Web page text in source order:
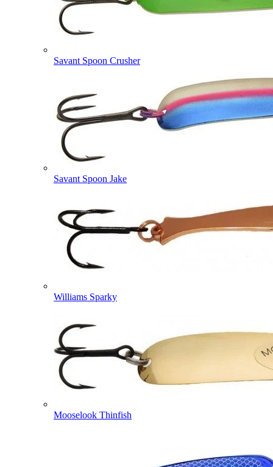
Savant Spoon Crusher
Savant Spoon Jake
Williams Sparky
Mooselook Thinfish